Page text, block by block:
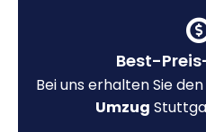
Best-
Bei uns erhalten Sie den
Umzug